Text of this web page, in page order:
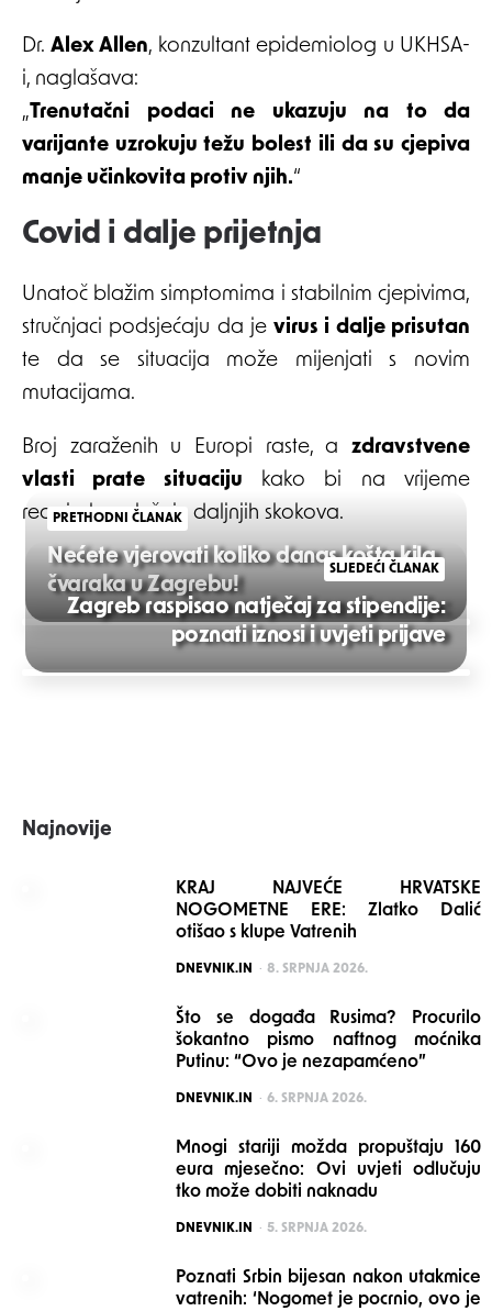
Dr. Alex Allen, konzultant epidemiolog u UKHSA-
i, naglašava:
„ Trenutačni podaci ne ukazuju na to da
varijante uzrokuju težu bolest ili da su cjepiva
manje učinkovita protiv njih.“
Covid i dalje prijetnja
Unatoč blažim simptomima i stabilnim cjepivima,
stručnjaci podsjećaju da jevirus i dalje prisutan
te da se situacija može mijenjati s novim
mutacijama.
Broj zaraženih u Europi raste, a zdravstvene
vlasti prate situaciju kako bi na vrijeme
reagirale u slučaju daljnjih skokova.
Post
navigation
PRETHODNI ČLANAK
Nećete vjerovati koliko danas košta kila
čvaraka u Zagrebu!
SLJEDEĆI ČLANAK
Zagreb raspisao natječaj za stipendije:
poznati iznosi i uvjeti prijave
Najnovije
KRAJ NAJVEĆE HRVATSKE
NOGOMETNE ERE: Zlatko Dalić
otišao s klupe Vatrenih
POSTED
DNEVNIK.IN 8. SRPNJA 2026.
Što se događa Rusima? Procurilo
šokantno pismo naftnog moćnika
Putinu: “Ovo je nezapamćeno”
POSTED
DNEVNIK.IN 6. SRPNJA 2026.
Mnogi stariji možda propuštaju 160
eura mjesečno: Ovi uvjeti odlučuju
tko može dobiti naknadu
POSTED
DNEVNIK.IN 5. SRPNJA 2026.
Poznati Srbin bijesan nakon utakmice
vatrenih: ‘Nogomet je pocrnio, ovo je